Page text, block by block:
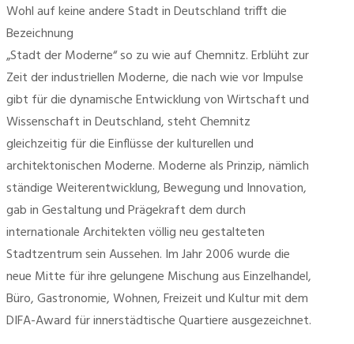
Wohl auf keine andere Stadt in Deutschland trifft die
Bezeichnung
„Stadt der Moderne“ so zu wie auf Chemnitz. Erblüht zur
Zeit der industriellen Moderne, die nach wie vor Impulse
gibt für die dynamische Entwicklung von Wirtschaft und
Wissenschaft in Deutschland, steht Chemnitz
gleichzeitig für die Einflüsse der kulturellen und
architektonischen Moderne. Moderne als Prinzip, nämlich
ständige Weiterentwicklung, Bewegung und Innovation,
gab in Gestaltung und Prägekraft dem durch
internationale Architekten völlig neu gestalteten
Stadtzentrum sein Aussehen. Im Jahr 2006 wurde die
neue Mitte für ihre gelungene Mischung aus Einzelhandel,
Büro, Gastronomie, Wohnen, Freizeit und Kultur mit dem
DIFA-Award für innerstädtische Quartiere ausgezeichnet.